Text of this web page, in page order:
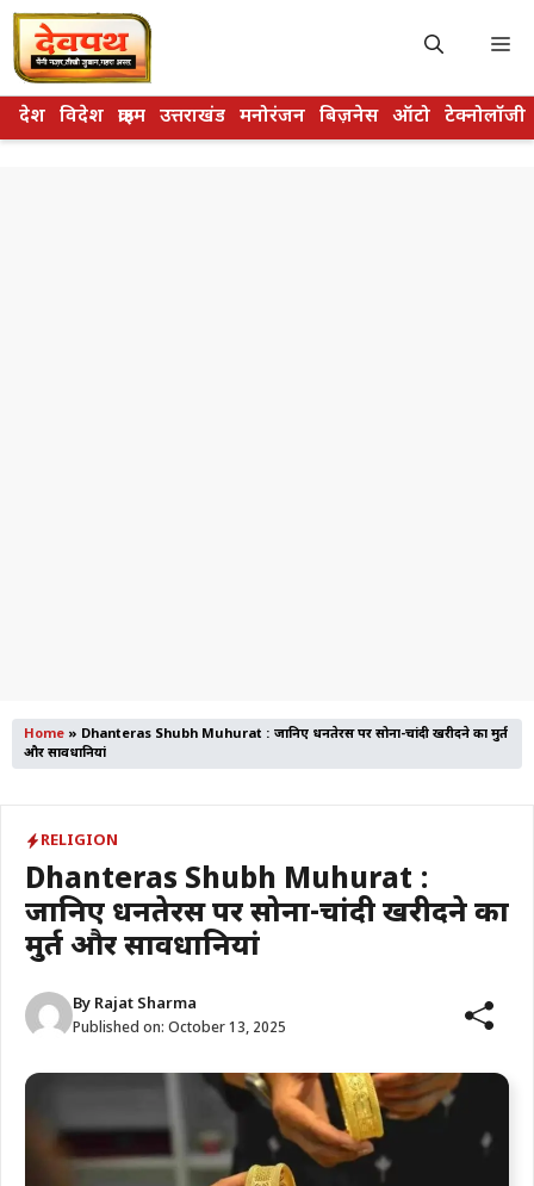
Skip
to
content
देश विदेश क्राइम उत्तराखंड मनोरंजन बिज़नेस ऑटो टेक्नोलॉजी
Home » Dhanteras Shubh Muhurat : जानिए धनतेरस पर सोना-चांदी खरीदने का मुहूर्त
और सावधानियां
RELIGION
Dhanteras Shubh Muhurat :
जानिए धनतेरस पर सोना-चांदी खरीदने का
मुहूर्त और सावधानियां
By Rajat Sharma
Published on: October 13, 2025